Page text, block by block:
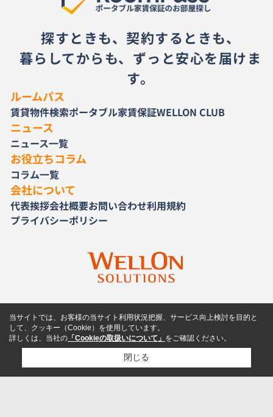
探すときも、契約するときも、
暮らしてからも、ずっと安心を届けま
す。
ルームパス
賃貸物件検索ポータブル家賃保証WELLON CLUB
ニュース
ニュース一覧
お役立ちコラム
コラム一覧
会社について
代表挨拶会社概要お問い合わせ利用規約
プライバシーポリシー
当サイトでは、お客様の当サイト利用状況把握、サービス向上検討を目的と
して、クッキー（Cookie）を使用しています。
詳しくは、当社の 「Cookieの取扱いについて」 をご確認ください。
閉じる